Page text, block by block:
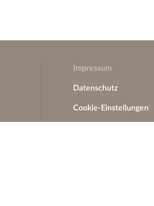
Impressum
Datenschutz
Cookie-Einstellungen